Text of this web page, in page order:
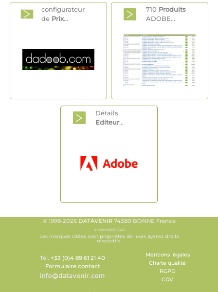
configurateur
de Prix...
710 Produits
ADOBE...
Détails
Editeur...
© 1998-2026 DATAVENIR74380 BONNE France
V.20260807.2243
Les marques citées sont propriétés de leurs ayants droits
respectifs.
Tél. +33 (0)4 89 61 21 40
Formulaire contact
Mentions légales
Charte qualité
RGPD
CGV